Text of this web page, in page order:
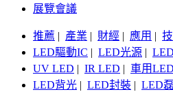
展覽會議
推薦 | 產業 | 財經 | 應用 |
LED驅動IC | LED光源 |
UV LED | IR LED | 車用LED
LED背光 | LED封裝 | LED